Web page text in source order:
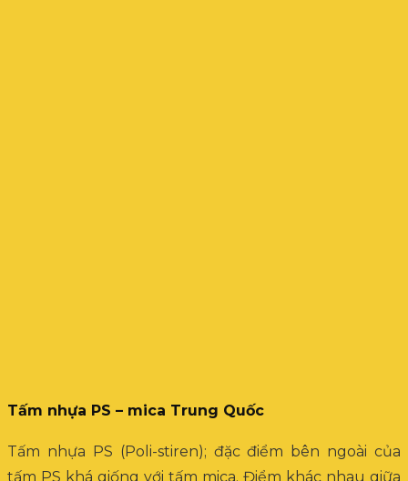
Tấm nhựa PS – mica Trung Quốc
Tấm nhựa PS (Poli-stiren); đặc điểm bên ngoài của
tấm PS khá giống với tấm mica. Điểm khác nhau giữa